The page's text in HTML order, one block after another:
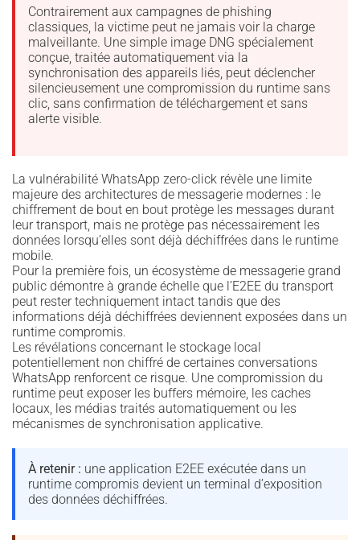
Contrairement aux campagnes de phishing
classiques, la victime peut ne jamais voir la charge
malveillante. Une simple image DNG spécialement
conçue, traitée automatiquement via la
synchronisation des appareils liés, peut déclencher
silencieusement une compromission du runtime sans
clic, sans confirmation de téléchargement et sans
alerte visible.
La vulnérabilité WhatsApp zero-click révèle une limite
majeure des architectures de messagerie modernes : le
chiffrement de bout en bout protège les messages durant
leur transport, mais ne protège pas nécessairement les
données lorsqu’elles sont déjà déchiffrées dans le runtime
mobile.
Pour la première fois, un écosystème de messagerie grand
public démontre à grande échelle que l’E2EE du transport
peut rester techniquement intact tandis que des
informations déjà déchiffrées deviennent exposées dans un
runtime compromis.
Les révélations concernant le stockage local
potentiellement non chiffré de certaines conversations
WhatsApp renforcent ce risque. Une compromission du
runtime peut exposer les buffers mémoire, les caches
locaux, les médias traités automatiquement ou les
mécanismes de synchronisation applicative.
À retenir : une application E2EE exécutée dans un
runtime compromis devient un terminal d’exposition
des données déchiffrées.